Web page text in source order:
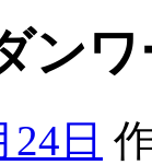
ン
日